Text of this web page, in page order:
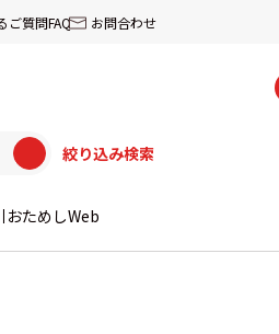
ご質問FAQ お問合わせ
絞り込み検索
おためしWeb